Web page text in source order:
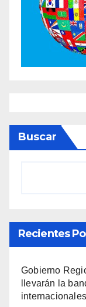
Buscar
Recientes
Gobierno
llevarán la
internacionales